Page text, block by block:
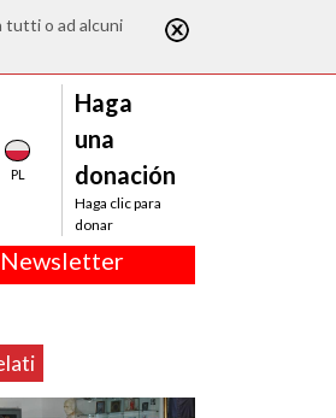
tutti o ad alcuni
PL
Haga
una
donación
Haga clic para
donar
Newsletter